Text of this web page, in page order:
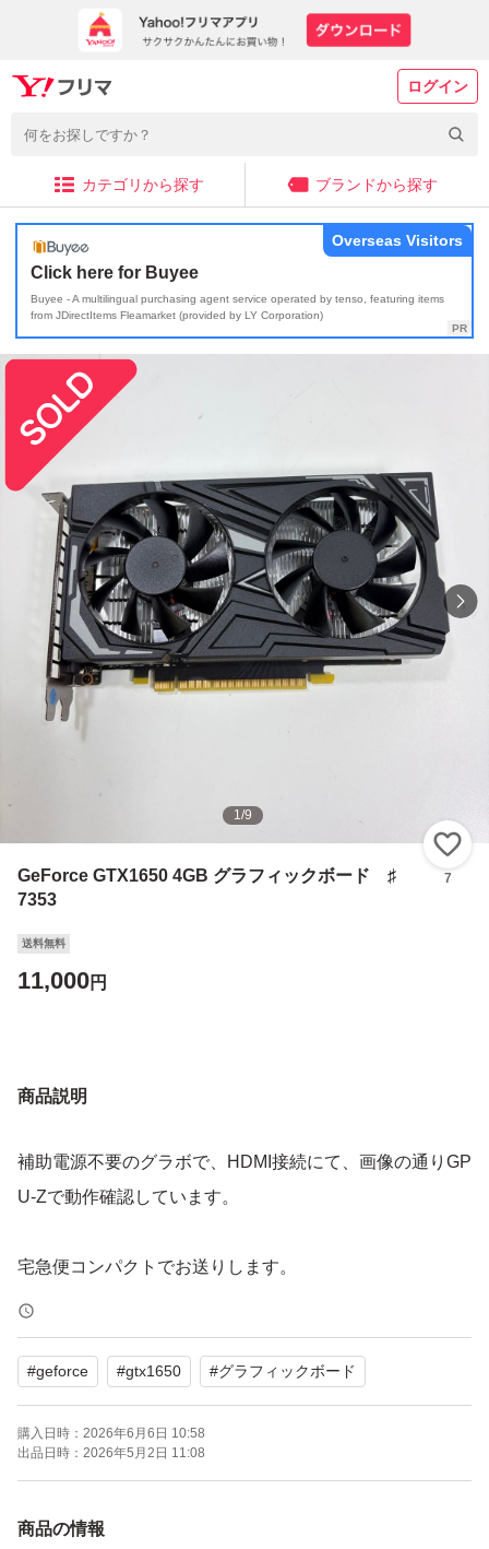
ログイン
カテゴリから探す ブランドから探す
Click here for Buyee
Buyee - A multilingual purchasing agent service operated by tenso, featuring items
from JDirectItems Fleamarket (provided by LY Corporation)
Overseas Visitors
1/9
GeForce GTX1650 4GB グラフィックボード ♯
7353
7
送料無料
11,000円
商品説明
補助電源不要のグラボで、HDMI接続にて、画像の通りGP
U-Zで動作確認しています。
宅急便コンパクトでお送りします。
#geforce #gtx1650 #グラフィックボード
購入日時： 2026年6月6日 10:58
出品日時： 2026年5月2日 11:08
商品の情報